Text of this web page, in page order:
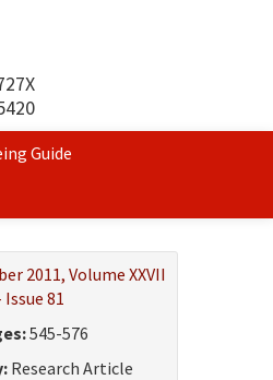
Guide
2011, Volume XXVII
Issue 81
545-576
Research Article